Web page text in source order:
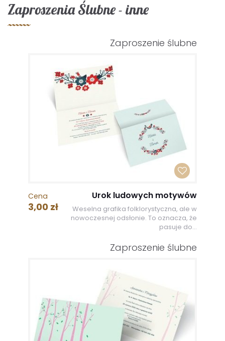
Zaproszenia Ślubne - inne
Zaproszenie ślubne
Cena
3,00 zł
Urok ludowych motywów
Weselna grafika folklorystyczna, ale w
nowoczesnej odsłonie. To oznacza, że
pasuje do...
Zaproszenie ślubne